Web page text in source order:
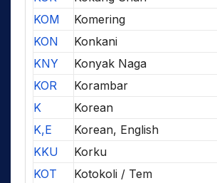
KOM
Komering
KON
Konkani
KNY
Konyak Naga
KOR
Korambar
K
Korean
K,E
Korean, English
KKU
Korku
KOT
Kotokoli / Tem